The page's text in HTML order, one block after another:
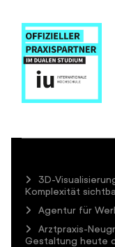
3D-
Komplexität
Agentur für
Arztpraxis-
Gestaltung heute